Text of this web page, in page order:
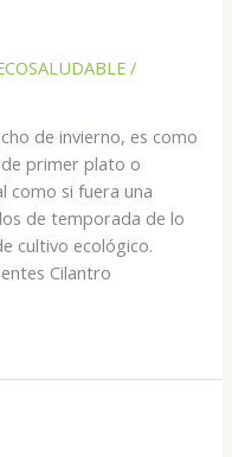
/
de invierno, es como
primer plato o
como si fuera una
de temporada de lo
cultivo ecológico.
Cilantro